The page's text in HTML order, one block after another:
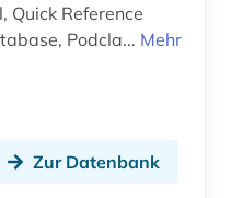
Quick Reference
Podcla... Mehr
Zur Datenbank